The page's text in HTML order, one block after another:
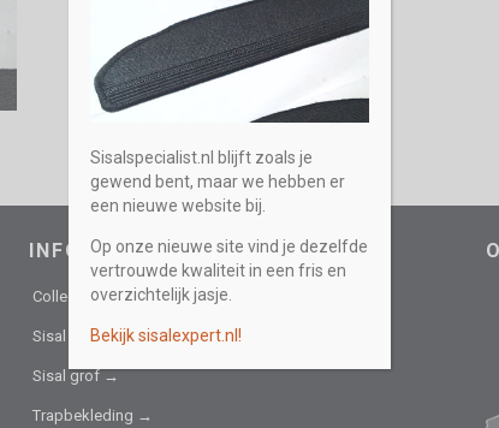
INFORMATIEF
Collectie →
Sisal fijn →
Sisal grof →
Trapbekleding →
Sisalspecialist.nl blijft zoals je
gewend bent, maar we hebben er
een nieuwe website bij.
Op onze nieuwe site vind je dezelfde
vertrouwde kwaliteit in een fris en
overzichtelijk jasje.
Bekijk sisalexpert.nl!